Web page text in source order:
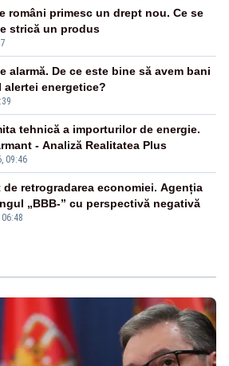
români primesc un drept nou. Ce se
strică un produs
alarmă. De ce este bine să avem bani
energetice?
09:46
tehnică a importurilor de energie.
- Analiză Realitatea Plus
de retrogradarea economiei. Agenția
„BBB-” cu perspectivă negativă